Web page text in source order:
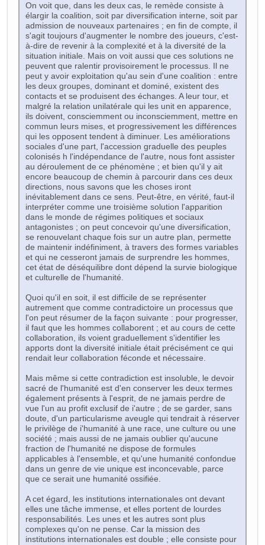
On voit que, dans les deux cas, le remède consiste à
élargir la coalition, soit par diversification interne, soit par
admission de nouveaux partenaires ; en fin de compte, il
s'agit toujours d'augmenter le nombre des joueurs, c'est-
à-dire de revenir à la complexité et à la diversité de la
situation initiale. Mais on voit aussi que ces solutions ne
peuvent que ralentir provisoirement le processus. Il ne
peut y avoir exploitation qu'au sein d'une coalition : entre
les deux groupes, dominant et dominé, existent des
contacts et se produisent des échanges. A leur tour, et
malgré la relation unilatérale qui les unit en apparence,
ils doivent, consciemment ou inconsciemment, mettre en
commun leurs mises, et progressivement les différences
qui les opposent tendent à diminuer. Les améliorations
sociales d'une part, l'accession graduelle des peuples
colonisés h l'indépendance de l'autre, nous font assister
au déroulement de ce phénomène ; et bien qu'il y ait
encore beaucoup de chemin à parcourir dans ces deux
directions, nous savons que les choses iront
inévitablement dans ce sens. Peut-être, en vérité, faut-il
interpréter comme une troisième solution l'apparition
dans le monde de régimes politiques et sociaux
antagonistes ; on peut concevoir qu'une diversification,
se renouvelant chaque fois sur un autre plan, permette
de maintenir indéfiniment, à travers des formes variables
et qui ne cesseront jamais de surprendre les hommes,
cet état de déséquilibre dont dépend la survie biologique
et culturelle de l'humanité.
Quoi qu'il en soit, il est difficile de se représenter
autrement que comme contradictoire un processus que
l'on peut résumer de la façon suivante : pour progresser,
il faut que les hommes collaborent ; et au cours de cette
collaboration, ils voient graduellement s'identifier les
apports dont la diversité initiale était précisément ce qui
rendait leur collaboration féconde et nécessaire.
Mais même si cette contradiction est insoluble, le devoir
sacré de l'humanité est d'en conserver les deux termes
également présents à l'esprit, de ne jamais perdre de
vue l'un au profit exclusif de i'autre ; de se garder, sans
doute, d'un particularisme aveugle qui tendrait à réserver
le privilège de i'humanité à une race, une culture ou une
société ; mais aussi de ne jamais oublier qu'aucune
fraction de l'humanité ne dispose de formules
applicables à l'ensemble, et qu'une humanité confondue
dans un genre de vie unique est inconcevable, parce
que ce serait une humanité ossifiée.
A cet égard, les institutions internationales ont devant
elles une tâche immense, et elles portent de lourdes
responsabilités. Les unes et les autres sont plus
complexes qu'on ne pense. Car la mission des
institutions internationales est double ; elle consiste pour